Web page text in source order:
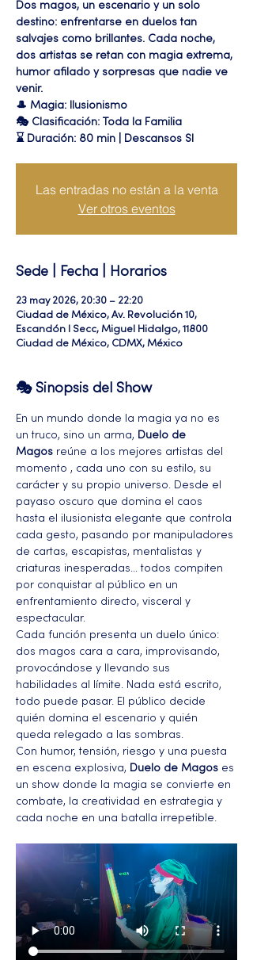
Dos magos, un escenario y un solo
destino: enfrentarse en duelos tan
salvajes como brillantes. Cada noche,
dos artistas se retan con magia extrema,
humor afilado y sorpresas que nadie ve
venir.
🎩 Magia: Ilusionismo
🎭 Clasificación: Toda la Familia
⌛ Duración: 80 min | Descansos SI
Las entradas no están a la venta
Ver otros eventos
Sede | Fecha | Horarios
23 may 2026, 20:30 – 22:20
Ciudad de México, Av. Revolución 10,
Escandón I Secc, Miguel Hidalgo, 11800
Ciudad de México, CDMX, México
🎭 Sinopsis del Show
En un mundo donde la magia ya no es
un truco, sino un arma, Duelo de
Magos reúne a los mejores artistas del
momento , cada uno con su estilo, su
carácter y su propio universo. Desde el
payaso oscuro que domina el caos
hasta el ilusionista elegante que controla
cada gesto, pasando por manipuladores
de cartas, escapistas, mentalistas y
criaturas inesperadas… todos compiten
por conquistar al público en un
enfrentamiento directo, visceral y
espectacular.
Cada función presenta un duelo único:
dos magos cara a cara, improvisando,
provocándose y llevando sus
habilidades al límite. Nada está escrito,
todo puede pasar. El público decide
quién domina el escenario y quién
queda relegado a las sombras.
Con humor, tensión, riesgo y una puesta
en escena explosiva, Duelo de Magos es
un show donde la magia se convierte en
combate, la creatividad en estrategia y
cada noche en una batalla irrepetible.